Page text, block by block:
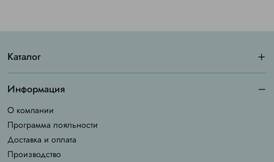
Каталог
Информация
О компании
Программа лояльности
Доставка и оплата
Производство